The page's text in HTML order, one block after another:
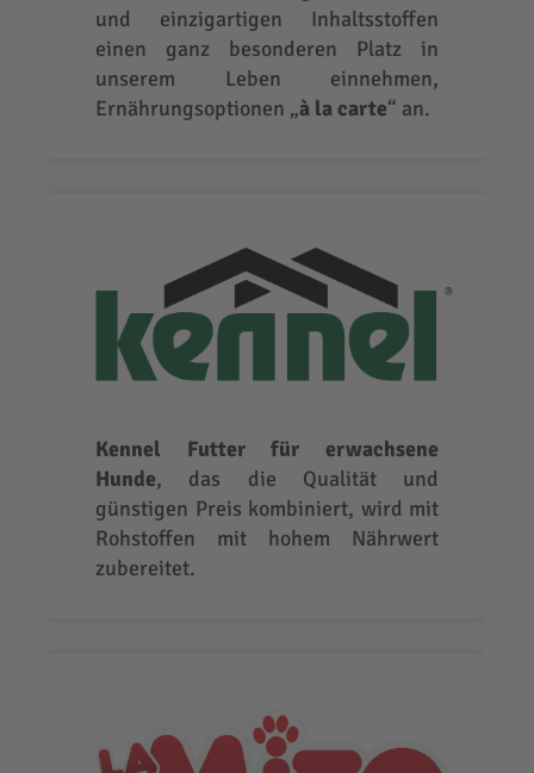
und einzigartigen Inhaltsstoffen
einen ganz besonderen Platz in
unserem Leben einnehmen,
Ernährungsoptionen „à la carte“ an.
Kennel Futter für erwachsene
Hunde, das die Qualität und
günstigen Preis kombiniert, wird mit
Rohstoffen mit hohem Nährwert
zubereitet.